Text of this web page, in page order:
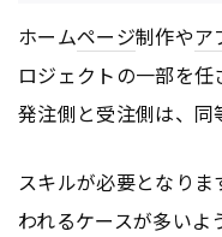
ホームページ制作やア
ロジェクトの一部を任
発注側と受注側は、同
スキルが必要となり
われるケースが多いよ